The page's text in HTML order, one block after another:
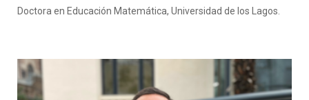
Doctora en Educación Matemática, Universidad de los Lagos.